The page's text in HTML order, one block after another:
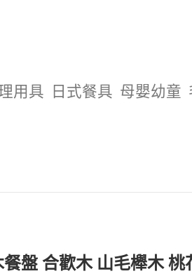
用具 日式餐具 母嬰幼童
盤 合歡木 山毛櫸木 桃